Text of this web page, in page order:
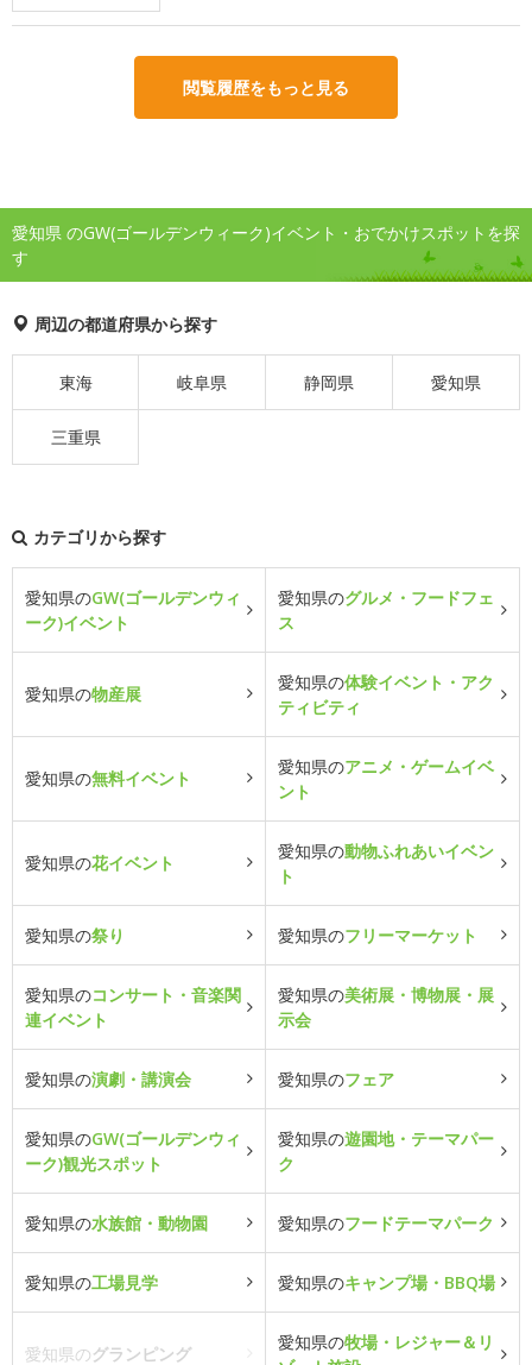
閲覧履歴をもっと見る
愛知県 のGW(ゴールデンウィーク)イベント・おでかけスポットを探
す
周辺の都道府県から探す
東海 岐阜県 静岡県 愛知県
三重県
カテゴリから探す
愛知県のGW(ゴールデンウィ
ーク)イベント
愛知県のグルメ・フードフェ
ス
愛知県の物産展
愛知県の体験イベント・アク
ティビティ
愛知県の無料イベント
愛知県のアニメ・ゲームイベ
ント
愛知県の花イベント
愛知県の動物ふれあいイベン
ト
愛知県の祭り 愛知県のフリーマーケット
愛知県のコンサート・音楽関
連イベント
愛知県の美術展・博物展・展
示会
愛知県の演劇・講演会 愛知県のフェア
愛知県のGW(ゴールデンウィ
ーク)観光スポット
愛知県の遊園地・テーマパー
ク
愛知県の水族館・動物園 愛知県のフードテーマパーク
愛知県の工場見学 愛知県のキャンプ場・BBQ場
愛知県のグランピング
愛知県の牧場・レジャー＆リ